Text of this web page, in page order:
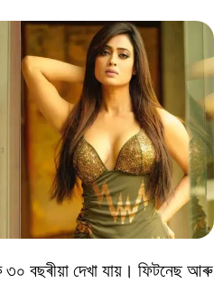
৩০ বছৰীয়া দেখা যায়। ফিটনেছ আৰু